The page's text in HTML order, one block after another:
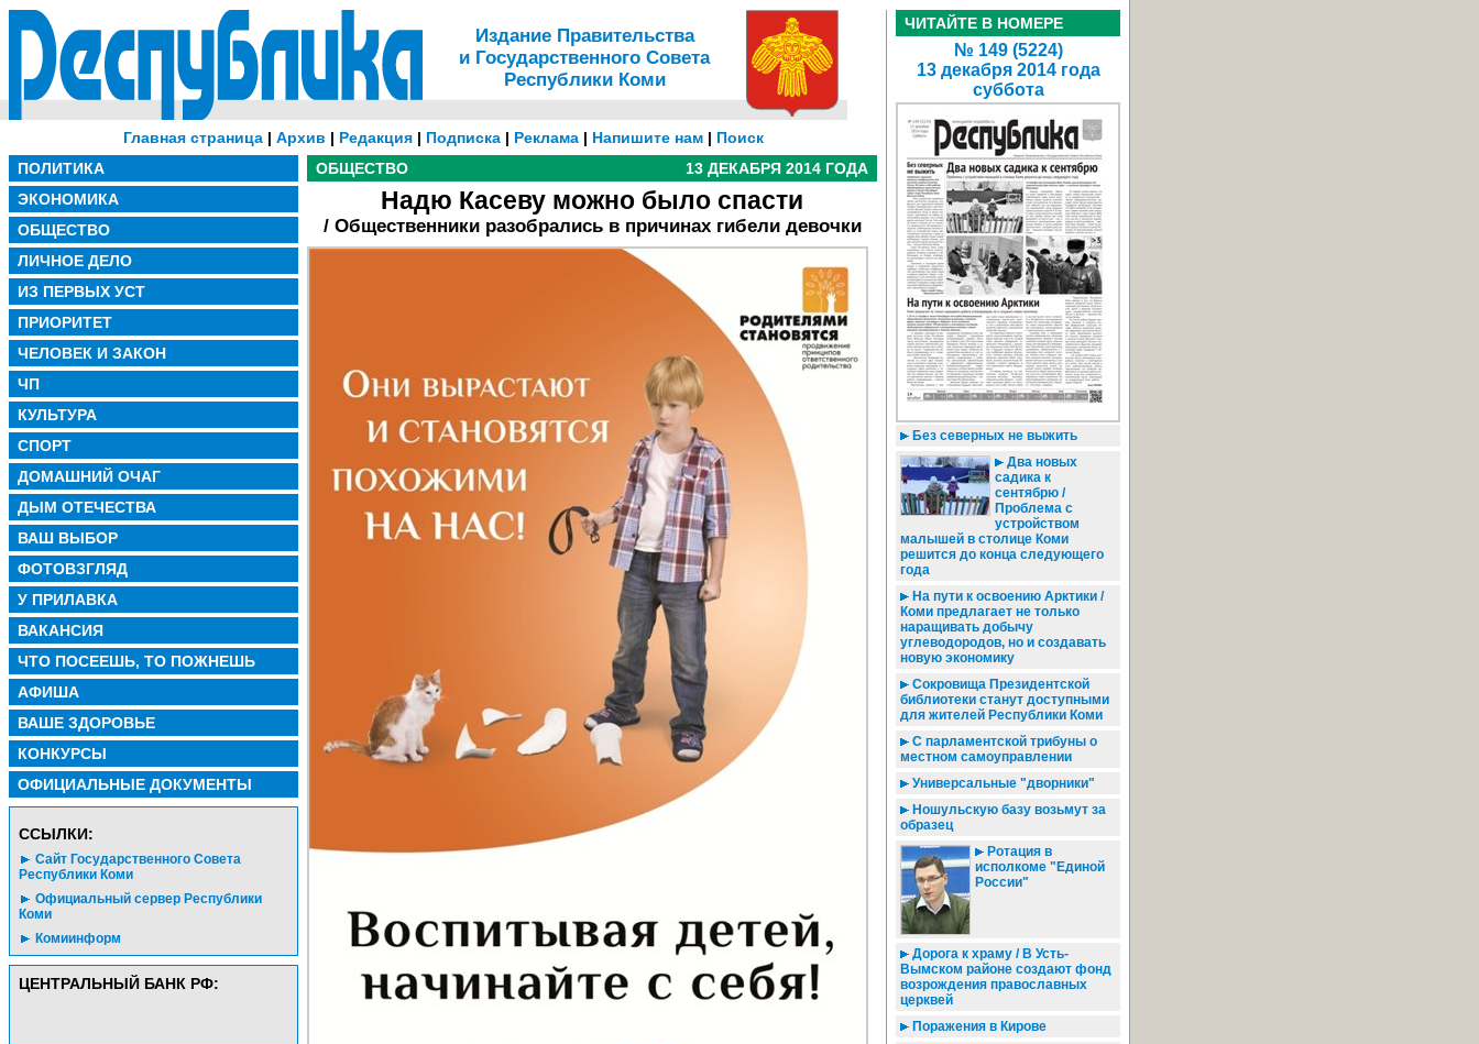
Издание Правительства
и Государственного Совета
Республики Коми
Главная страница| Архив | Редакция| Подписка| Реклама| Напишите нам| Поиск
ПОЛИТИКА
ЭКОНОМИКА
ОБЩЕСТВО
ЛИЧНОЕ ДЕЛО
ИЗ ПЕРВЫХ УСТ
ПРИОРИТЕТ
ЧЕЛОВЕК И ЗАКОН
ЧП
КУЛЬТУРА
СПОРТ
ДОМАШНИЙ ОЧАГ
ДЫМ ОТЕЧЕСТВА
ВАШ ВЫБОР
ФОТОВЗГЛЯД
У ПРИЛАВКА
ВАКАНСИЯ
ЧТО ПОСЕЕШЬ, ТО ПОЖНЕШЬ
АФИША
ВАШЕ ЗДОРОВЬЕ
КОНКУРСЫ
ОФИЦИАЛЬНЫЕ ДОКУМЕНТЫ
CСЫЛКИ:
Сайт Государственного Совета
Республики Коми
Официальный сервер Республики
Коми
Комиинформ
ЦЕНТРАЛЬНЫЙ БАНК РФ:
ОБЩЕСТВО 13 ДЕКАБРЯ 2014 ГОДА
Надю Касеву можно было спасти
/ Общественники разобрались в причинах гибели девочки
ЧИТАЙТЕ В НОМЕРЕ
№ 149 (5224)
13 декабря 2014 года
суббота
Без северных не выжить
Два новых
садика к
сентябрю /
Проблема с
устройством
малышей в столице Коми
решится до конца следующего
года
На пути к освоению Арктики /
Коми предлагает не только
наращивать добычу
углеводородов, но и создавать
новую экономику
Сокровища Президентской
библиотеки станут доступными
для жителей Республики Коми
С парламентской трибуны о
местном самоуправлении
Универсальные "дворники"
Ношульскую базу возьмут за
образец
Ротация в
исполкоме "Единой
России"
Дорога к храму / В Усть-
Вымском районе создают фонд
возрождения православных
церквей
Поражения в Кирове